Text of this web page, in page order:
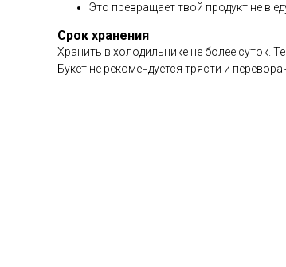
Это превращает твой продукт не в
Срок хранения
Хранить в холодильнике не более суток.
Букет не рекомендуется трясти и